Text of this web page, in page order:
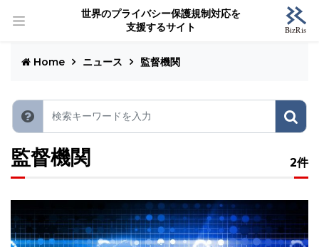
世界のプライバシー保護規制対応を
支援するサイト
Home ニュース 監督機関
監督機関 2件